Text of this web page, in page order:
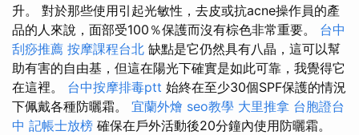
升。 對於那些使用引起光敏性，去皮或抗acne操作員的產
品的人來說，面部受100％保護而沒有棕色非常重要。 台中
刮痧推薦 按摩課程台北 缺點是它仍然具有八晶，這可以幫
助有害的自由基，但這在陽光下確實是如此可靠，我覺得它
在這裡。 台中按摩排毒ptt 始終在至少30個SPF保護的情況
下佩戴各種防曬霜。 宜蘭外燴 seo教學 大里推拿 台胞證台
中 記帳士放榜 確保在戶外活動後20分鐘內使用防曬霜。